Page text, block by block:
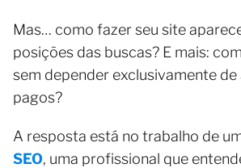
Mas… como fazer seu site
posições das buscas? E mais:
sem depender exclusivamente de
pagos?
A resposta está no trabalho de
SEO, uma profissional que